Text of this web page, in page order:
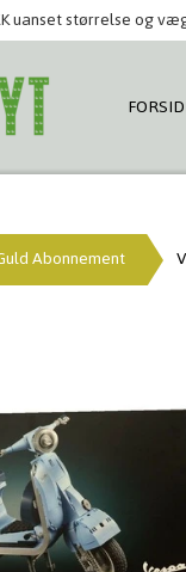
uanset størrelse og
Abonnement